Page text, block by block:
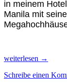
in meinem
Manila mit
Die
Vom
weiterlesen →
Schreibe einen